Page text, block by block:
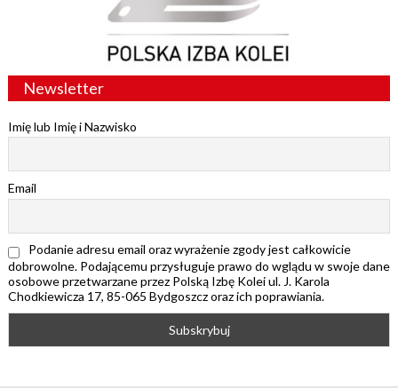
Newsletter
Imię lub Imię i Nazwisko
Email
Podanie adresu email oraz wyrażenie zgody jest całkowicie
dobrowolne. Podającemu przysługuje prawo do wglądu w swoje dane
osobowe przetwarzane przez Polską Izbę Kolei ul. J. Karola
Chodkiewicza 17, 85-065 Bydgoszcz oraz ich poprawiania.